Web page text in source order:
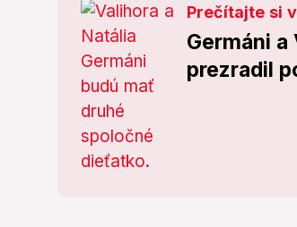
Prečítajte si
Germáni
prezradil